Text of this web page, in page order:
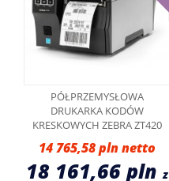
PÓŁPRZEMYSŁOWA
DRUKARKA KODÓW
KRESKOWYCH ZEBRA ZT420
14 765,58 pln
18 161,66 plnz